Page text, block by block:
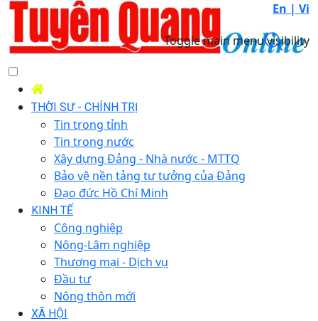
En | Vi
Toggle main menu visibility
THỜI SỰ - CHÍNH TRỊ
Tin trong tỉnh
Tin trong nước
Xây dựng Đảng - Nhà nước - MTTQ
Bảo vệ nền tảng tư tưởng của Đảng
Đạo đức Hồ Chí Minh
KINH TẾ
Công nghiệp
Nông-Lâm nghiệp
Thương mại - Dịch vụ
Đầu tư
Nông thôn mới
XÃ HỘI